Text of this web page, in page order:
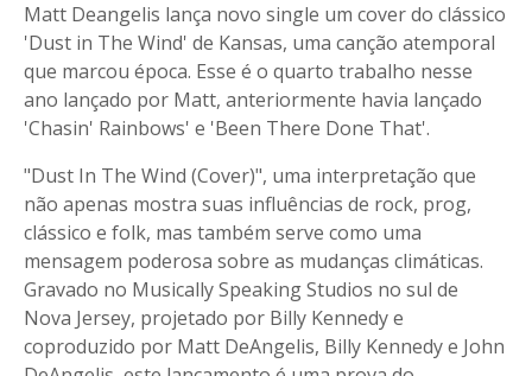
Matt Deangelis lança novo single um cover do clássico
'Dust in The Wind' de Kansas, uma canção atemporal
que marcou época. Esse é o quarto trabalho nesse
ano lançado por Matt, anteriormente havia lançado
'Chasin' Rainbows' e 'Been There Done That'.
"Dust In The Wind (Cover)", uma interpretação que
não apenas mostra suas influências de rock, prog,
clássico e folk, mas também serve como uma
mensagem poderosa sobre as mudanças climáticas.
Gravado no Musically Speaking Studios no sul de
Nova Jersey, projetado por Billy Kennedy e
coproduzido por Matt DeAngelis, Billy Kennedy e John